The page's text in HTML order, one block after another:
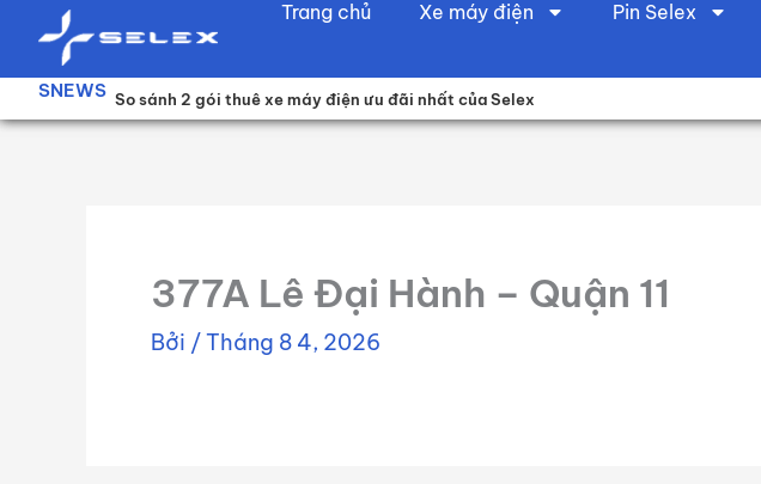
dung
Trang chủ Xe máy điện Pin Selex
SNEWS THUÊ XE MÁY ĐIỆN SELEX CAMEL: GIẢI PHÁP LINH HOẠT CHO TÀI XẾ CHẠY DỊCH VỤ
So sánh 2 gói thuê xe máy điện ưu đãi nhất của Selex
BẢNG GIÁ BÁN XE, DỊCH VỤ PIN VÀ DỊCH VỤ XE
377A Lê Đại Hành – Quận 11
Bởi /Tháng 8 4, 2026